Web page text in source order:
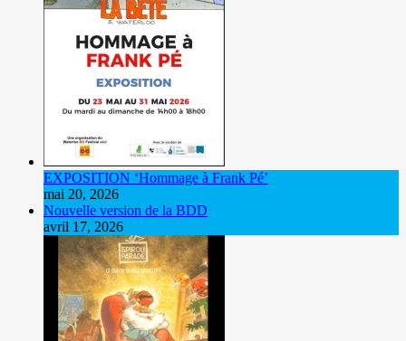
EXPOSITION ‘Hommage à Frank Pé’
mai 20, 2026
Nouvelle version de la BDD
avril 17, 2026